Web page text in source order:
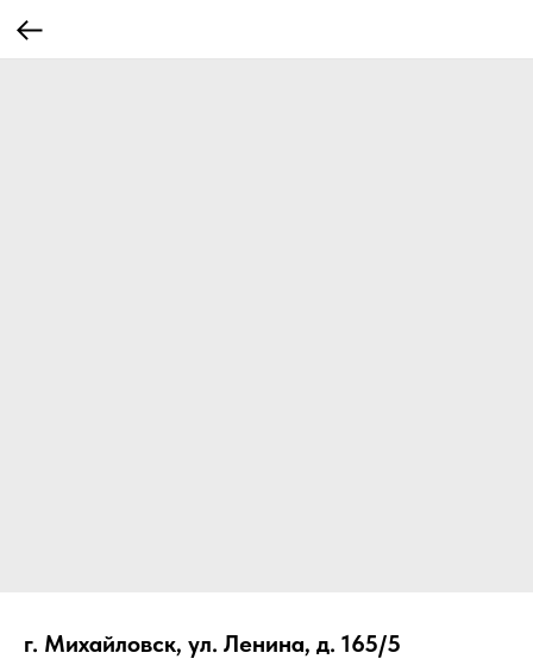
г. Михайловск, ул. Ленина, д. 165/5